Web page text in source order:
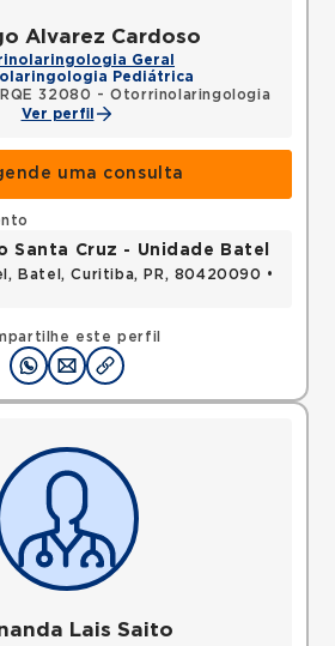
Alvarez Cardoso
Geral
Pediátrica
RQE 32080 - Otorrinolaringologia
Ver perfil
uma consulta
este perfil
Santa Cruz - Unidade Batel
Batel, Curitiba, PR, 80420090 •
Lais Saito